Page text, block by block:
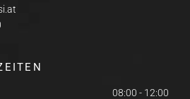
08:00 - 12:00